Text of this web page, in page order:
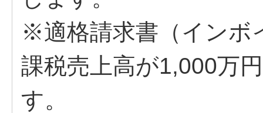
※適格請求書（インボ
課税売上高が1,000万
す。